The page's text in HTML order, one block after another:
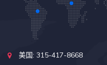
美国: 315-417-8668